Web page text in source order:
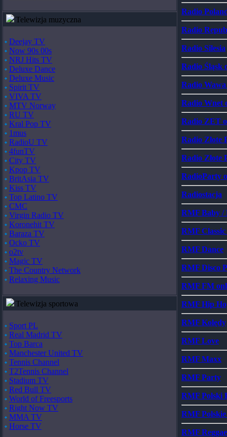
Telewizja muzyczna
Deejay TV
Now 90s 00s
NRJ Hits TV
Deluxe Dance
Deluxe Music
Spirit TV
VIVA TV
MTV Norway
RU TV
Kral Pop TV
1mus
RadioU TV
4funTV
City TV
Kpop TV
BritAsia TV
Kiss TV
Top Latino TV
CMC
Virgin Radio TV
Koronehit TV
Baraza TV
Ocko TV
o2tv
Magic TV
The Country Network
Relaxing Music
Telewizja sportowa
Sport PL
Real Madrid TV
Top Barca
Manchester United TV
Tennis Channel
T2Tennis Channel
Stadium TV
Red Bull TV
World of Freesports
Right Now TV
MMA TV
Horse TV
Radio
Radio
Radio Silesia
Radio Śląsk
Radio
Radio Wnet
Radio ZET
Radio Złote
Radio Złote
RadioParty
Radiostacja
RMF Baby /
RMF
RMF Dance
RMF Disco
RMF FM
RMF Hip
RMF Kolędy
RMF Love
RMF Maxx
RMF Party
RMF Polski
RMF
RMF Reggae